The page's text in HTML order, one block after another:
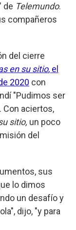
de Telemundo.
compañeros
del cierre
en su sitio, el
2020 con
"Pudimos ser
aciertos,
sitio, un poco
del
sus
lo dimos
un desafío y
dijo, "y para